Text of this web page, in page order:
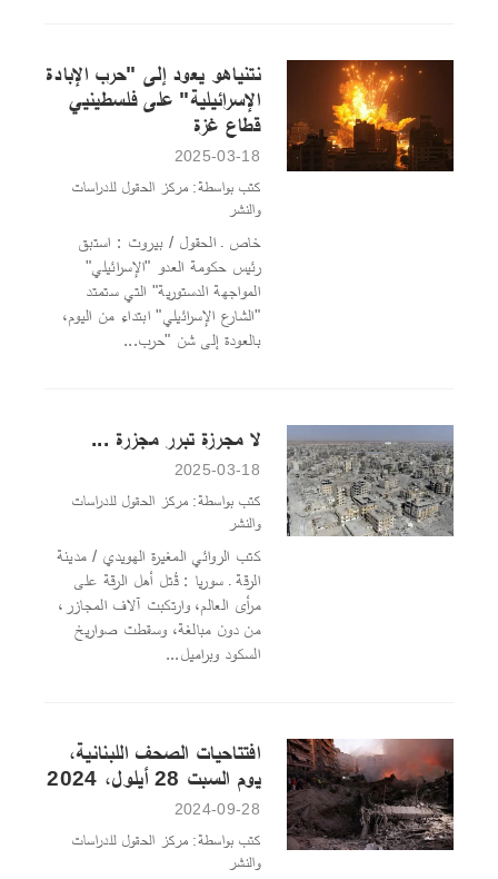
نتنياهو يعود إلى "حرب الإبادة
الإسرائيلية" على فلسطينيي
قطاع غزة
2025-03-18
كتب بواسطة: مركز الحقول للدراسات
والنشر
خاص ـ الحقول / بيروت : استبق
رئيس حكومة العدو "الإسرائيلي"
المواجهة الدستورية" التي ستمتد
"الشارع الإسرائيلي" ابتداء من اليوم،
بالعودة إلى شن "حرب...
لا مجرزة تبرر مجزرة ...
2025-03-18
كتب بواسطة: مركز الحقول للدراسات
والنشر
كتب الروائي المغيرة الهويدي / مدينة
الرقة ـ سوريا : قُتل أهل الرقة على
مرأى العالم، وارتكبت آلاف المجازر،
من دون مبالغة، وسقطت صواريخ
السكود وبراميل...
افتتاحيات الصحف اللبنانية،
يوم السبت 28 أيلول، 2024
2024-09-28
كتب بواسطة: مركز الحقول للدراسات
والنشر